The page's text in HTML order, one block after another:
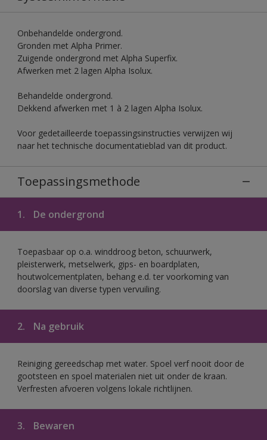
Onbehandelde ondergrond.
Gronden met Alpha Primer.
Zuigende ondergrond met Alpha Superfix.
Afwerken met 2 lagen Alpha Isolux.
Behandelde ondergrond.
Dekkend afwerken met 1 à 2 lagen Alpha Isolux.
Voor gedetailleerde toepassingsinstructies verwijzen wij
naar het technische documentatieblad van dit product.
Toepassingsmethode
1. De ondergrond
Toepasbaar op o.a. winddroog beton, schuurwerk,
pleisterwerk, metselwerk, gips- en boardplaten,
houtwolcementplaten, behang e.d. ter voorkoming van
doorslag van diverse typen vervuiling.
2. Na gebruik
Reiniging gereedschap met water. Spoel verf nooit door de
gootsteen en spoel materialen niet uit onder de kraan.
Verfresten afvoeren volgens lokale richtlijnen.
3. Bewaren